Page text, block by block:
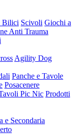
Bilici Scivoli Giochi a
Anti Trauma
Agility Dog
Panche e Tavole
Posacenere
Pic Nic Prodotti
e Secondaria